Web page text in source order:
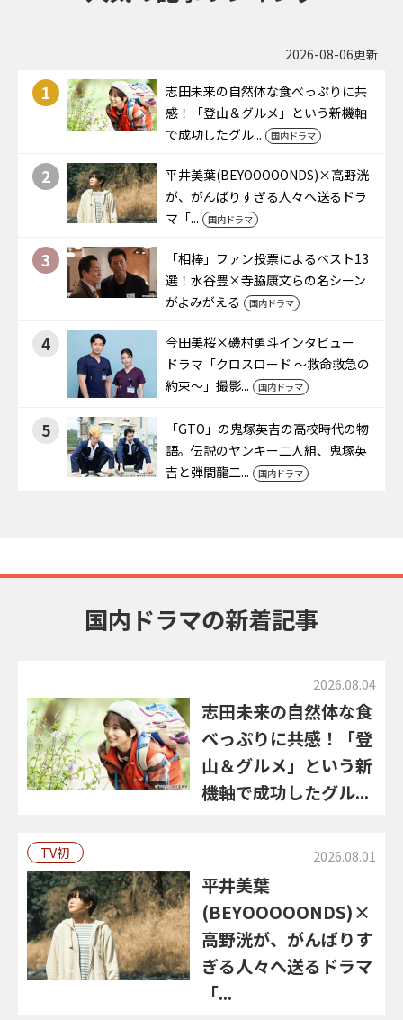
2026-08-06更新
1
志田未来の自然体な食べっぷりに共
感！「登山＆グルメ」という新機軸
で成功したグル...
国内ドラマ
2
平井美葉(BEYOOOOONDS)×高野洸
が、がんばりすぎる人々へ送るドラ
マ「...
国内ドラマ
3
「相棒」ファン投票によるベスト13
選！水谷豊×寺脇康文らの名シーン
がよみがえる
国内ドラマ
4
今田美桜×磯村勇斗インタビュー
ドラマ「クロスロード ～救命救急の
約束～」撮影...
国内ドラマ
5
「GTO」の鬼塚英吉の高校時代の物
語。伝説のヤンキー二人組、鬼塚英
吉と弾間龍二...
国内ドラマ
国内ドラマの新着記事
2026.08.04
志田未来の自然体な食
べっぷりに共感！「登
山＆グルメ」という新
機軸で成功したグル...
TV初 2026.08.01
平井美葉
(BEYOOOOONDS)×
高野洸が、がんばりす
ぎる人々へ送るドラマ
「...